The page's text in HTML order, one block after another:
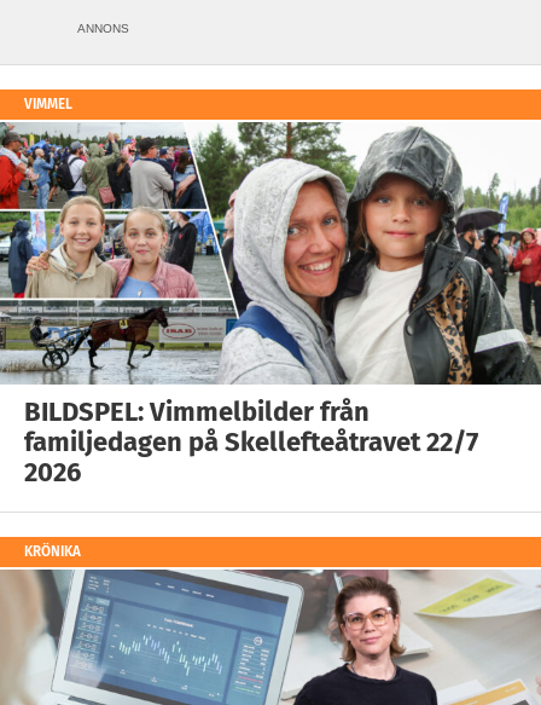
ANNONS
VIMMEL
BILDSPEL: Vimmelbilder från
familjedagen på Skellefteåtravet 22/7
2026
KRÖNIKA